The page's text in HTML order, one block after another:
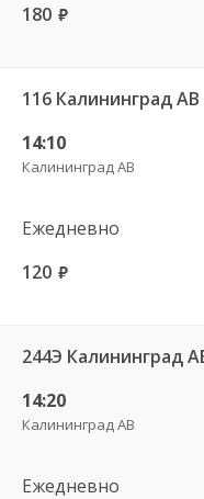
180 руб.
116 Калининград
14:10
Калининград АВ
Ежедневно
120 руб.
244Э Калининград
14:20
Калининград АВ
Ежедневно